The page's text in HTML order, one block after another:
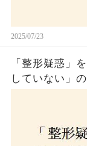
2025/07/23
「整形疑惑」
していない」